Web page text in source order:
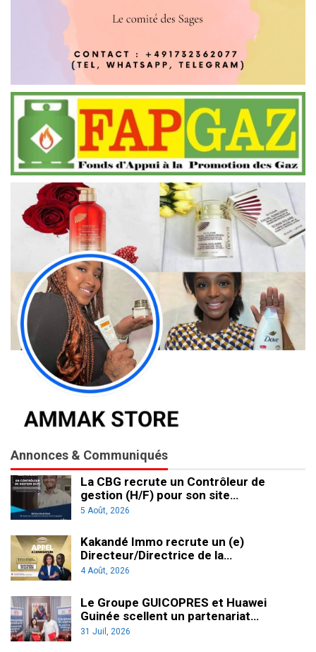
Annonces & Communiqués
La CBG recrute un Contrôleur de
gestion (H/F) pour son site…
5 Août, 2026
Kakandé Immo recrute un (e)
Directeur/Directrice de la…
4 Août, 2026
Le Groupe GUICOPRES et Huawei
Guinée scellent un partenariat…
31 Juil, 2026